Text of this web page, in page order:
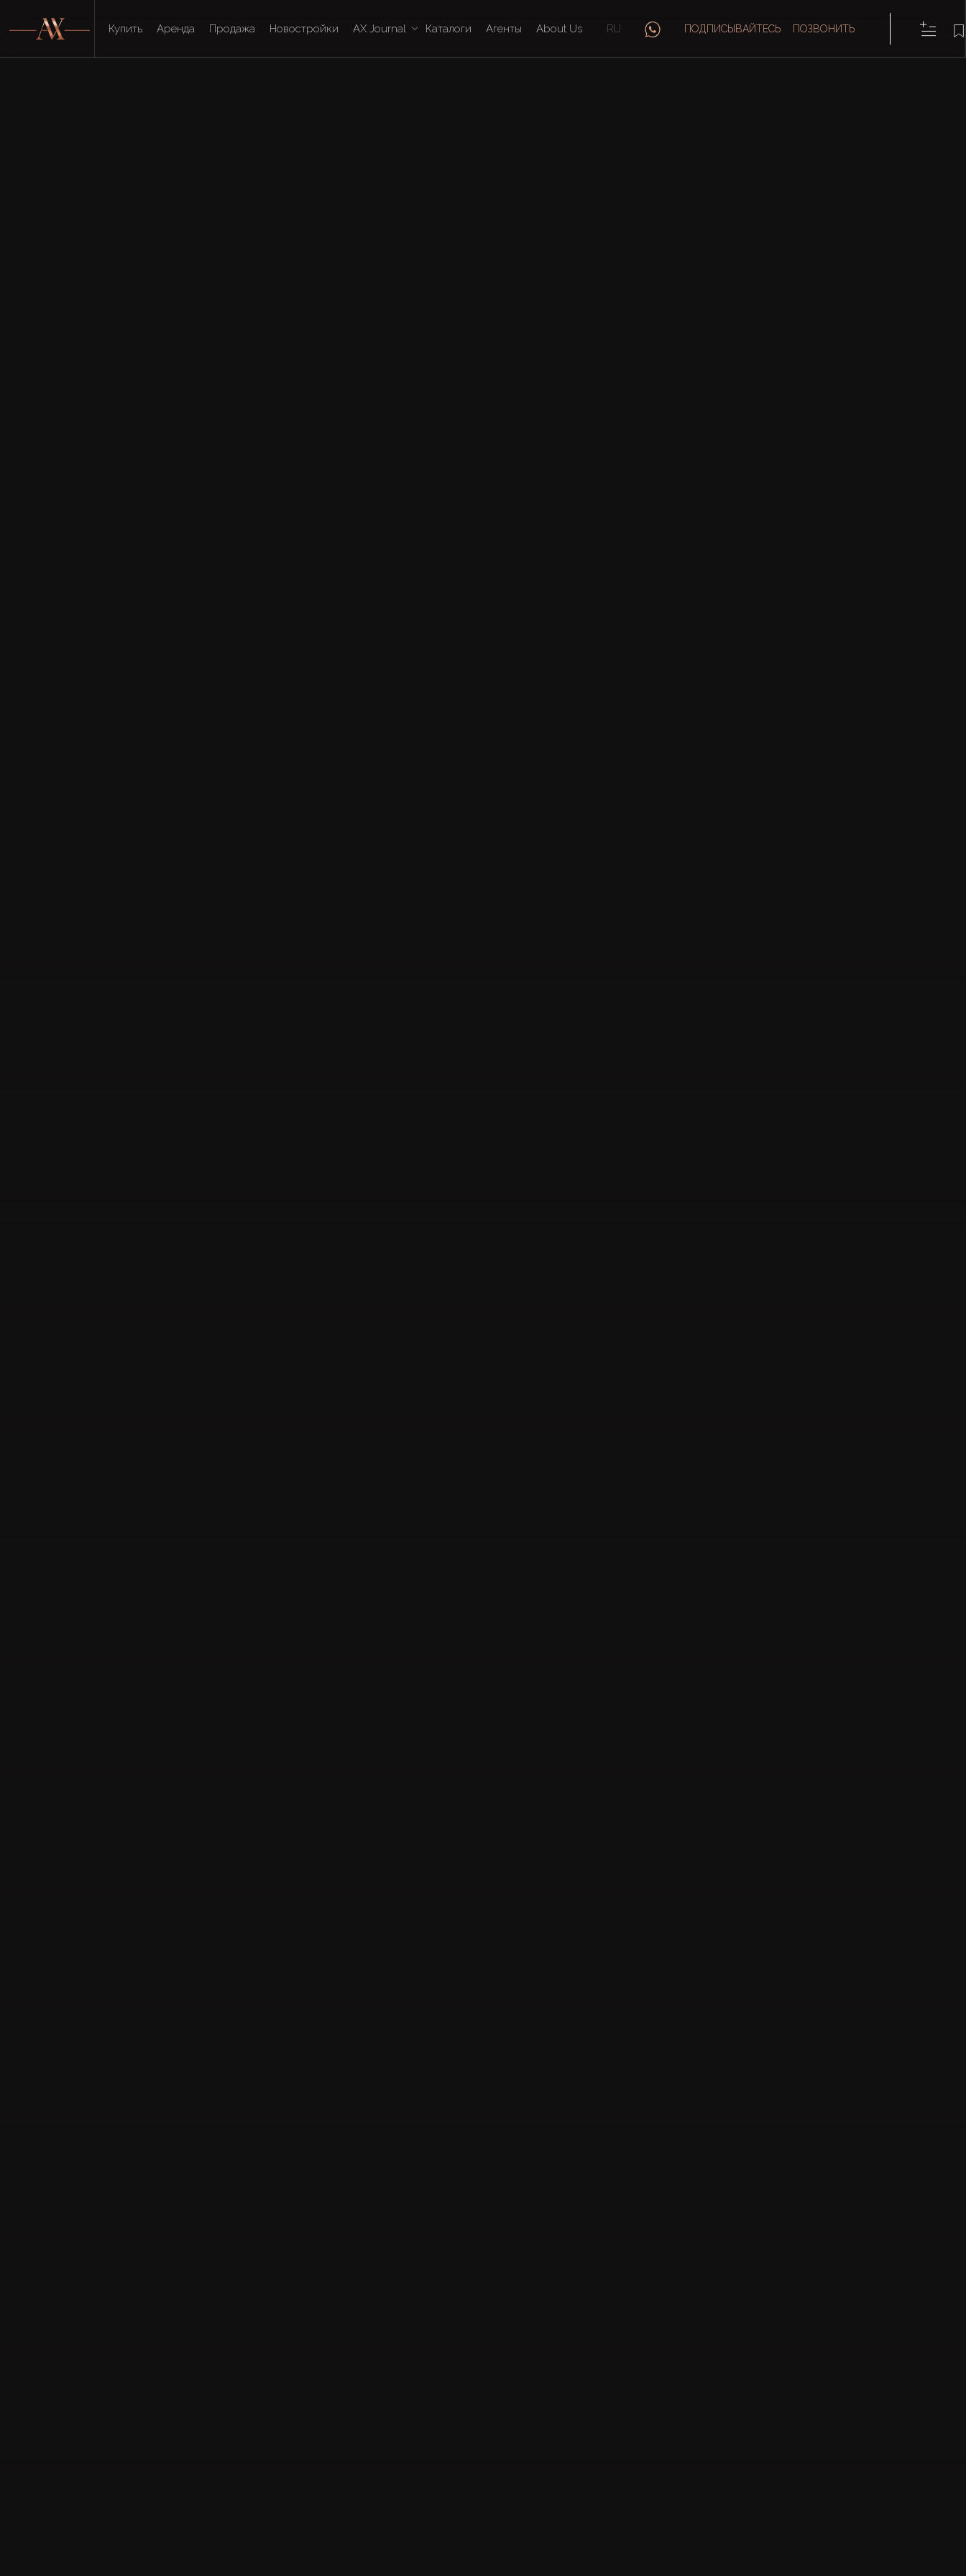
Купить Аренда Продажа Новостройки AX Journal Каталоги Агенты About Us RU ПОДПИСЫВАЙТЕСЬ ПОЗВОНИТЬ